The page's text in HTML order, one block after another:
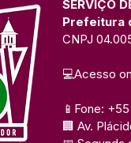
SERVIÇO
Prefeitura
CNPJ
💻Acesso
📱Fone:
🏢 Av.